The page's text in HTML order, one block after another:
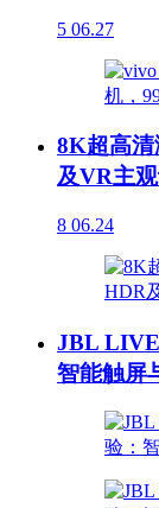
5 06.27
8K超高
及VR主
8 06.24
JBL LIVE
智能触屏